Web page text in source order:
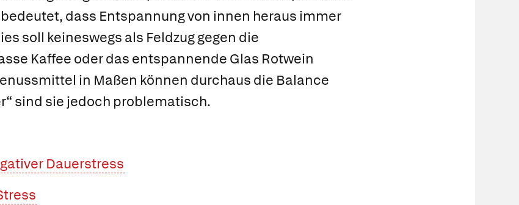
dass Entspannung von innen heraus immer
soll keineswegs als Feldzug gegen die
Kaffee oder das entspannende Glas Rotwein
in Maßen können durchaus die Balance
sind sie jedoch problematisch.
Dauerstress